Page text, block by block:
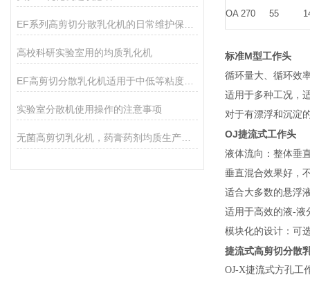
高校科研实验室用的均质乳化机
实验室分散机使用操作的注意事项
OA 270 55
标准M型工作头
循环量大、循环效
适用于多种工况，
对于有漂浮和沉淀
OJ捷流式工作头
液体流向：整体垂
垂直混合效果好，
适合大多数的悬浮
适用于高效的液-液
模块化的设计：可
捷流式高剪切分散
OJ-X捷流式方